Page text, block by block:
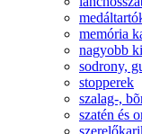
memória
nagyobb
sodrony,
stopperek
szalag-,
szatén és